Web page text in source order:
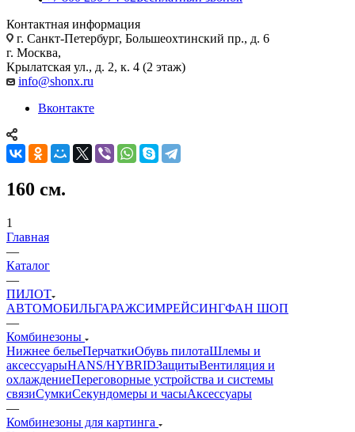
Контактная информация
г. Санкт-Петербург, Большеохтинский пр., д. 6
г. Москва,
Крылатская ул., д. 2, к. 4 (2 этаж)
info@shonx.ru
Вконтакте
160 см.
1
Главная
—
Каталог
—
ПИЛОТ
АВТОМОБИЛЬГАРАЖСИМРЕЙСИНГФАН ШОП
—
Комбинезоны
Нижнее бельеПерчаткиОбувь пилотаШлемы и
аксессуарыHANS/HYBRIDЗащитыВентиляция и
охлаждениеПереговорные устройства и системы
связиСумкиСекундомеры и часыАксессуары
—
Комбинезоны для картинга